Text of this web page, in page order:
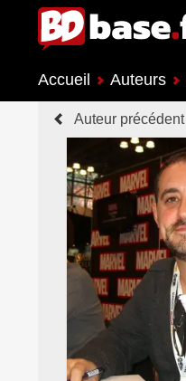
Accueil Auteurs
Auteur précédent